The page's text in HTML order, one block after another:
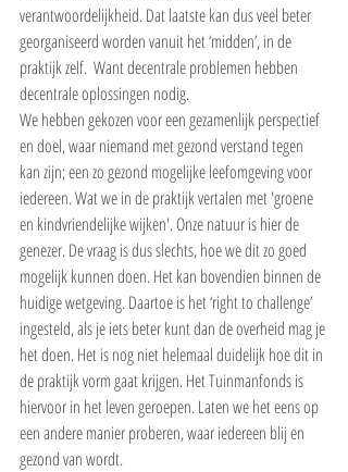
verantwoordelijkheid. Dat laatste kan dus veel beter
georganiseerd worden vanuit het ‘midden’, in de
praktijk zelf.  Want decentrale problemen hebben
decentrale oplossingen nodig.
We hebben gekozen voor een gezamenlijk perspectief
en doel, waar niemand met gezond verstand tegen
kan zijn; een zo gezond mogelijke leefomgeving voor
iedereen. Wat we in de praktijk vertalen met 'groene
en kindvriendelijke wijken'. Onze natuur is hier de
genezer. De vraag is dus slechts, hoe we dit zo goed
mogelijk kunnen doen. Het kan bovendien binnen de
huidige wetgeving. Daartoe is het ‘right to challenge’
ingesteld, als je iets beter kunt dan de overheid mag je
het doen. Het is nog niet helemaal duidelijk hoe dit in
de praktijk vorm gaat krijgen. Het Tuinmanfonds is
hiervoor in het leven geroepen. Laten we het eens op
een andere manier proberen, waar iedereen blij en
gezond van wordt.